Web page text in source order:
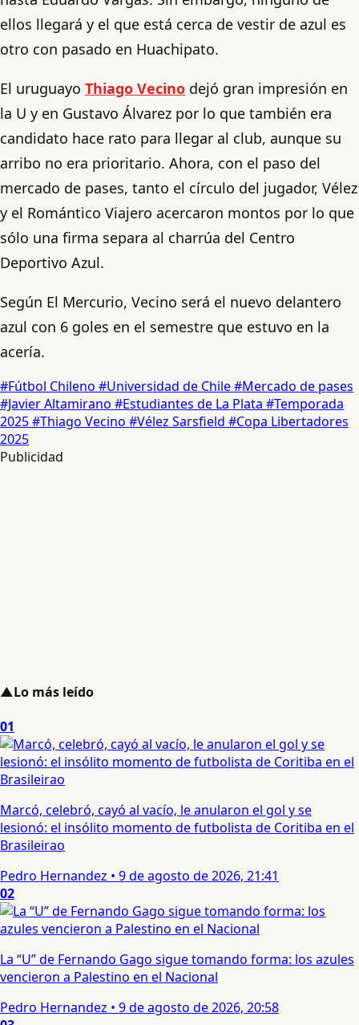
ellos llegará y el que está cerca de vestir de azul es
otro con pasado en Huachipato.
El uruguayo Thiago Vecino dejó gran impresión en
la U y en Gustavo Álvarez por lo que también era
candidato hace rato para llegar al club, aunque su
arribo no era prioritario. Ahora, con el paso del
mercado de pases, tanto el círculo del jugador, Vélez
y el Romántico Viajero acercaron montos por lo que
sólo una firma separa al charrúa del Centro
Deportivo Azul.
Según El Mercurio, Vecino será el nuevo delantero
azul con 6 goles en el semestre que estuvo en la
acería.
#Fútbol Chileno #Universidad de Chile#Mercado de pases
#Javier Altamirano #Estudiantes de La Plata #Temporada
2025#Thiago Vecino #Vélez Sarsfield #Copa Libertadores
2025
Publicidad
▲Lo más leído
01
Marcó, celebró, cayó al vacío, le anularon el gol y se
lesionó: el insólito momento de futbolista de Coritiba en el
Brasileirao
Pedro Hernandez • 9 de agosto de 2026, 21:41
02
La “U” de Fernando Gago sigue tomando forma: los azules
vencieron a Palestino en el Nacional
Pedro Hernandez • 9 de agosto de 2026, 20:58